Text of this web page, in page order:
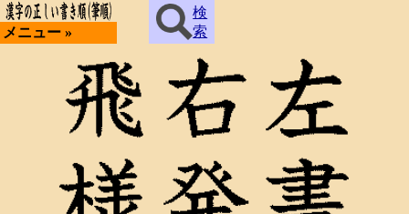
メニュー »
検
索